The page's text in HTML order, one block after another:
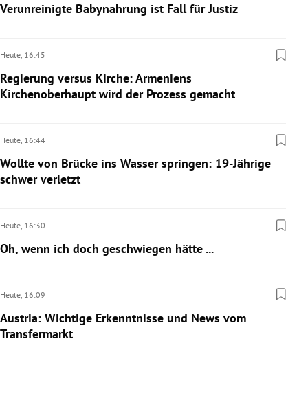
Verunreinigte Babynahrung ist Fall für Justiz
Heute, 16:45
Regierung versus Kirche: Armeniens
Kirchenoberhaupt wird der Prozess gemacht
Heute, 16:44
Wollte von Brücke ins Wasser springen: 19-Jährige
schwer verletzt
Heute, 16:30
Oh, wenn ich doch geschwiegen hätte ...
Heute, 16:09
Austria: Wichtige Erkenntnisse und News vom
Transfermarkt